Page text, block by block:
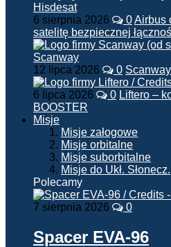
6 sierpnia 2026 0Airbus
satelitę bezpiecznej
12 lipca 2026 0
6 lipca 2026 0 Liftero –
BOOSTER
Misje
Misje załogowe
Misje orbitalne
Misje suborbitalne
Misje do Ukł. Słonecz.
Polecamy
7 sierpnia 2026 0
Spacer EVA-96